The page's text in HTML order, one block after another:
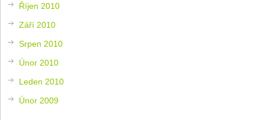
Říjen 2010
Září 2010
Srpen 2010
Únor 2010
Leden 2010
Únor 2009